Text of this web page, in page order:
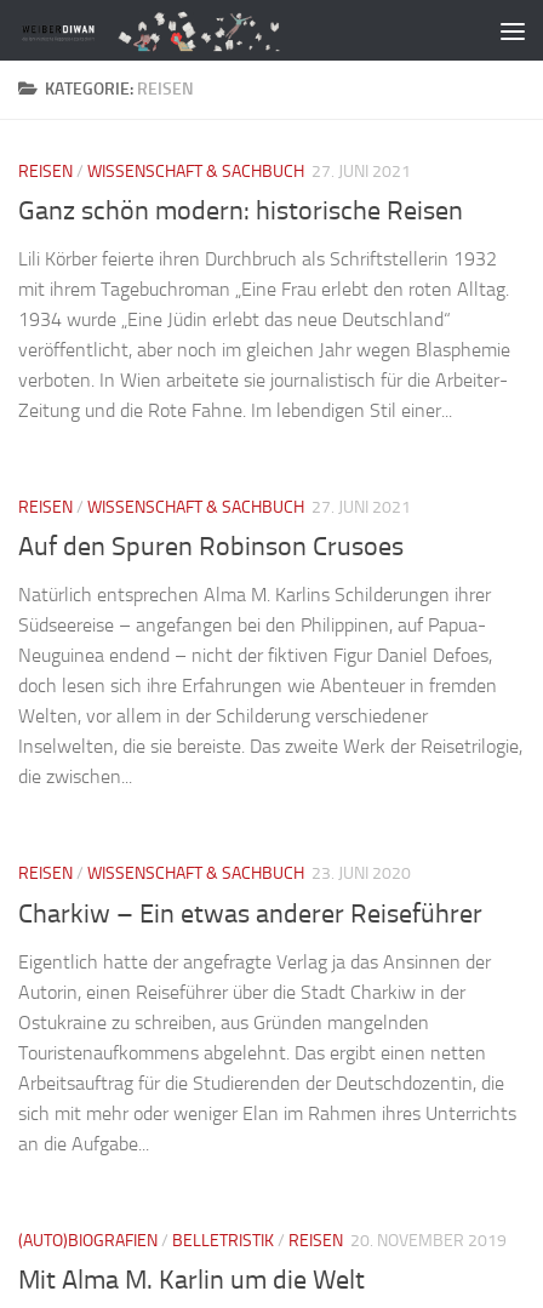
Zum Inhalt springen
KATEGORIE: REISEN
REISEN/ WISSENSCHAFT & SACHBUCH 27. JUNI 2021
Ganz schön modern: historische Reisen
Lili Körber feierte ihren Durchbruch als Schriftstellerin 1932
mit ihrem Tagebuchroman „Eine Frau erlebt den roten Alltag.
1934 wurde „Eine Jüdin erlebt das neue Deutschland“
veröffentlicht, aber noch im gleichen Jahr wegen Blasphemie
verboten. In Wien arbeitete sie journalistisch für die Arbeiter-
Zeitung und die Rote Fahne. Im lebendigen Stil einer...
REISEN/ WISSENSCHAFT & SACHBUCH 27. JUNI 2021
Auf den Spuren Robinson Crusoes
Natürlich entsprechen Alma M. Karlins Schilderungen ihrer
Südseereise – angefangen bei den Philippinen, auf Papua-
Neuguinea endend – nicht der fiktiven Figur Daniel Defoes,
doch lesen sich ihre Erfahrungen wie Abenteuer in fremden
Welten, vor allem in der Schilderung verschiedener
Inselwelten, die sie bereiste. Das zweite Werk der Reisetrilogie,
die zwischen...
REISEN/ WISSENSCHAFT & SACHBUCH 23. JUNI 2020
Charkiw – Ein etwas anderer Reiseführer
Eigentlich hatte der angefragte Verlag ja das Ansinnen der
Autorin, einen Reiseführer über die Stadt Charkiw in der
Ostukraine zu schreiben, aus Gründen mangelnden
Touristenaufkommens abgelehnt. Das ergibt einen netten
Arbeitsauftrag für die Studierenden der Deutschdozentin, die
sich mit mehr oder weniger Elan im Rahmen ihres Unterrichts
an die Aufgabe...
(AUTO)BIOGRAFIEN/ BELLETRISTIK/ REISEN 20. NOVEMBER 2019
Mit Alma M. Karlin um die Welt